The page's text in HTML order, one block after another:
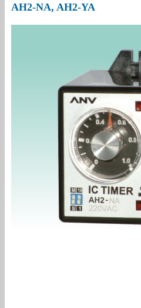
AH2-NA, AH2-YA